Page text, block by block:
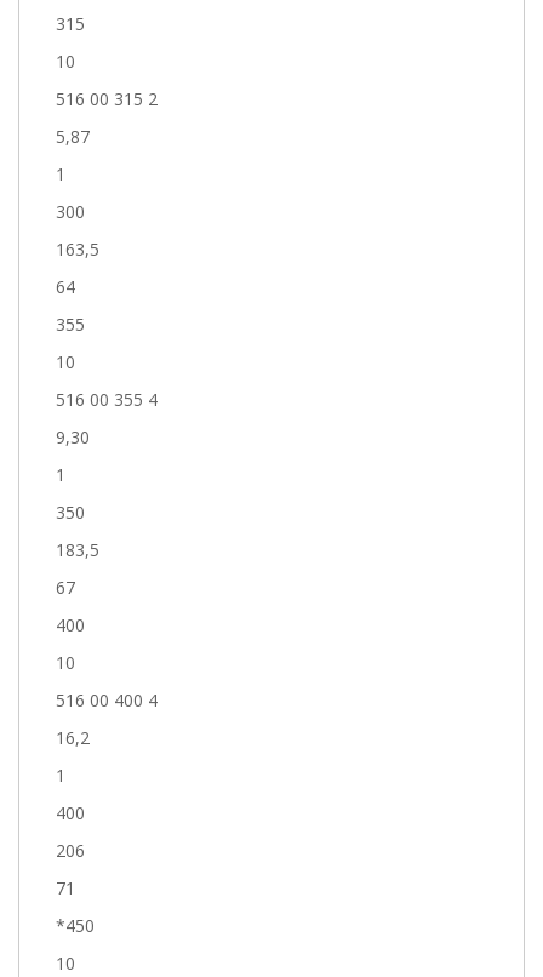
315
10
516 00 315 2
5,87
1
300
163,5
64
355
10
516 00 355 4
9,30
1
350
183,5
67
400
10
516 00 400 4
16,2
1
400
206
71
*450
10